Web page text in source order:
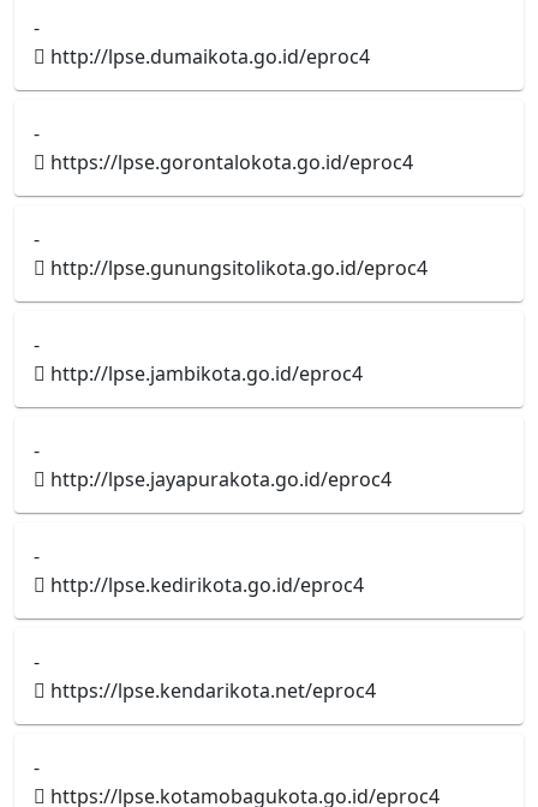
-
http://lpse.dumaikota.go.id/eproc4
-
https://lpse.gorontalokota.go.id/eproc4
-
http://lpse.gunungsitolikota.go.id/eproc4
-
http://lpse.jambikota.go.id/eproc4
-
http://lpse.jayapurakota.go.id/eproc4
-
http://lpse.kedirikota.go.id/eproc4
-
https://lpse.kendarikota.net/eproc4
-
https://lpse.kotamobagukota.go.id/eproc4